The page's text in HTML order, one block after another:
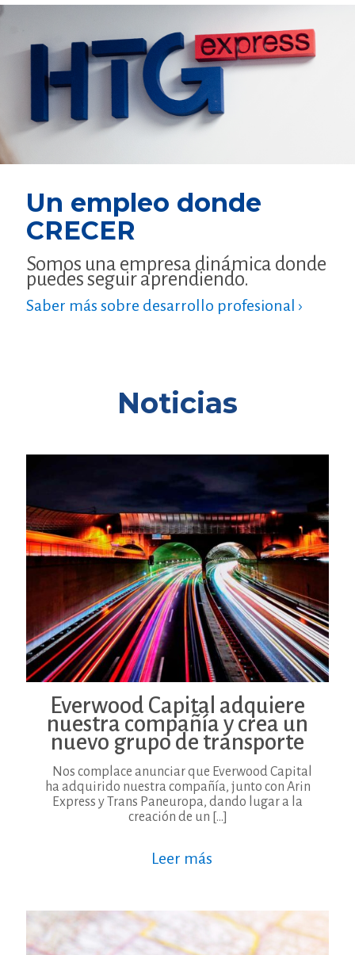
Un empleo donde
CRECER
Somos una empresa dinámica donde
puedes seguir aprendiendo.
Saber más sobre desarrollo profesional ›
Noticias
Everwood Capital adquiere
nuestra compañía y crea un
nuevo grupo de transporte
Nos complace anunciar que Everwood Capital
ha adquirido nuestra compañía, junto con Arin
Express y Trans Paneuropa, dando lugar a la
creación de un […]
Leer más